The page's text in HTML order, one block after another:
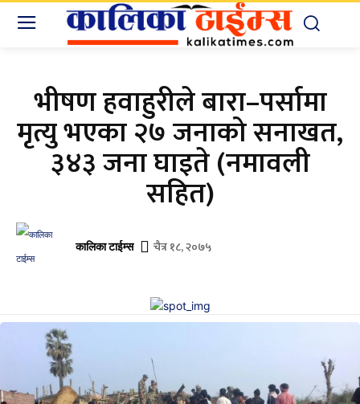
भीषण हवाहुरीले बारा–पर्सामा
मृत्यु भएका २७ जनाको सनाखत,
३४३ जना घाइते (नमावली
सहित)
कालिका टाईम्स चैत्र १८, २०७५